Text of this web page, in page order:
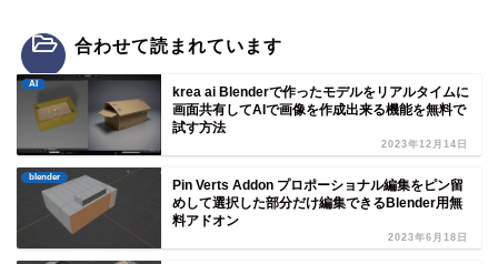
合わせて読まれています
AI
krea ai Blenderで作ったモデルをリアルタイムに
画面共有してAIで画像を作成出来る機能を無料で
試す方法
2023年12月14日
blender
Pin Verts Addon プロポーショナル編集をピン留
めして選択した部分だけ編集できるBlender用無
料アドオン
2023年6月18日